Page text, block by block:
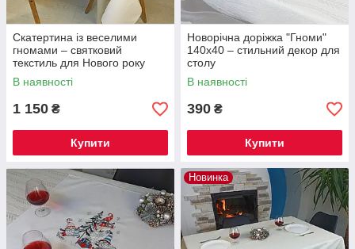
Скатертина із веселими
гномами – святковий
текстиль для Нового року
180х135см
В наявності
1 150 ₴
Купити
Новорічна доріжка "Гноми"
140x40 – стильний декор для
столу
В наявності
390 ₴
Купити
Новинка